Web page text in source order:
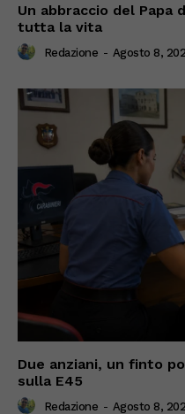
Un abbraccio del Papa
tutta la vita
Redazione - Agosto 8,
Due anziani, un finto
sulla E45
Redazione - Agosto 8,